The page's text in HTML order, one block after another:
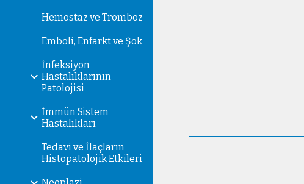
Hemostaz ve Tromboz
Emboli, Enfarkt ve Şok
İnfeksiyon
Hastalıklarının
Patolojisi
İmmün Sistem
Hastalıkları
Tedavi ve İlaçların
Histopatolojik Etkileri